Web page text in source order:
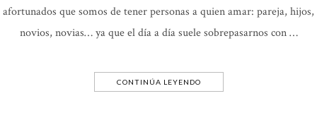
afortunados que somos de tener personas a quien amar: pareja, hijos,
novios, novias… ya que el día a día suele sobrepasarnos con …
CONTINÚA LEYENDO